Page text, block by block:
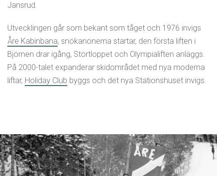
Jansrud.
Utvecklingen går som bekant som tåget och 1976 invigs
Åre Kabinbana, snökanonerna startar, den första liften i
Björnen drar igång, Störtloppet och Olympialiften anläggs.
På 2000-talet expanderar skidområdet med nya moderna
liftar, Holiday Club byggs och det nya Stationshuset invigs.